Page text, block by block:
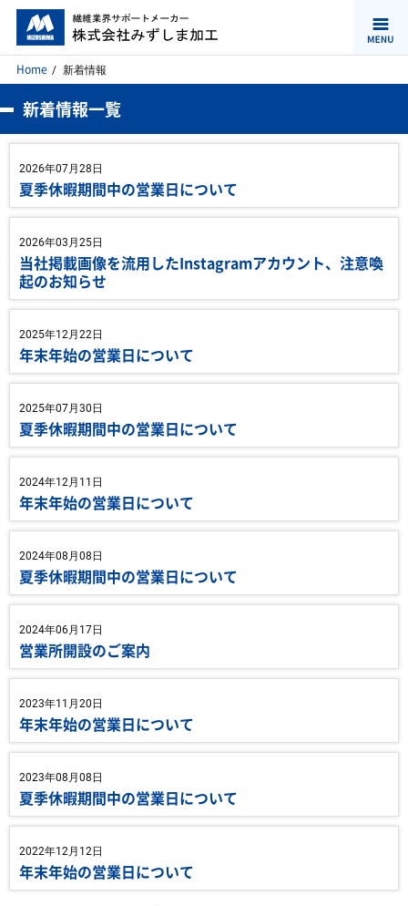
Home 新着情報
新着情報一覧
2026年07月28日
夏季休暇期間中の営業日について
2026年03月25日
当社掲載画像を流用したInstagramアカウント、注意喚
起のお知らせ
2025年12月22日
年末年始の営業日について
2025年07月30日
夏季休暇期間中の営業日について
2024年12月11日
年末年始の営業日について
2024年08月08日
夏季休暇期間中の営業日について
2024年06月17日
営業所開設のご案内
2023年11月20日
年末年始の営業日について
2023年08月08日
夏季休暇期間中の営業日について
2022年12月12日
年末年始の営業日について